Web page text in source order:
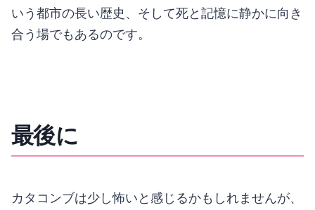
いう都市の長い歴史、そして死と記憶に静かに向き
合う場でもあるのです。
最後に
カタコンブは少し怖いと感じるかもしれませんが、